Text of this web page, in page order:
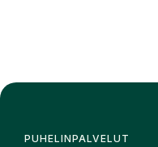
PUHELINPALVELUT